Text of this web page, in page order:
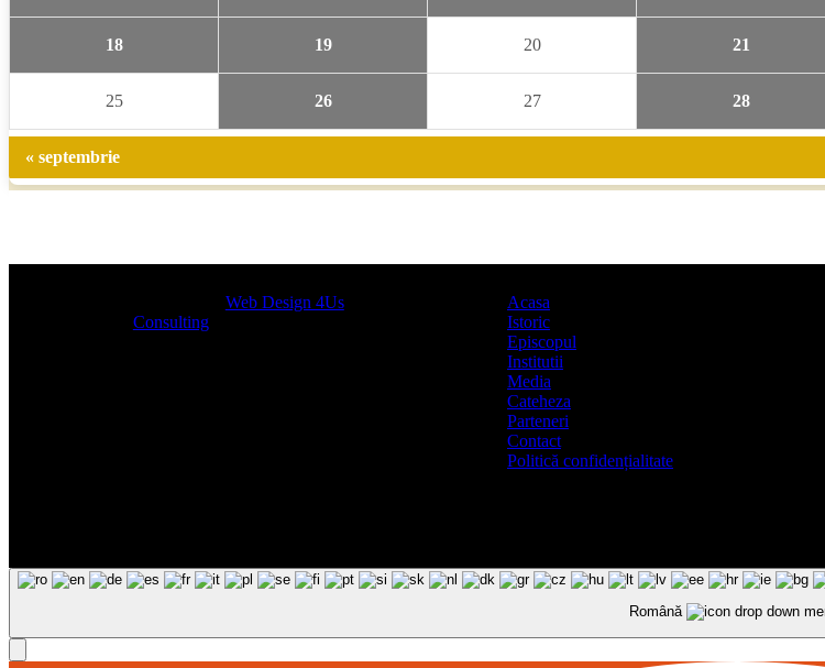
18 19 20 21
25 26 27 28
« septembrie
Web Design 4Us
Consulting|
Acasa
Istoric
Episcopul
Institutii
Media
Cateheza
Parteneri
Contact
Politică confidențialitate
Română